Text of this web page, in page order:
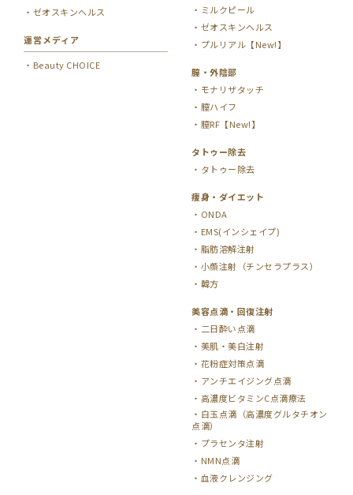
ゼオスキンヘルス
運営メディア
Beauty CHOICE
ミルクピール
ゼオスキンヘルス
プルリアル【New!】
膣・外陰部
モナリザタッチ
膣ハイフ
膣RF【New!】
タトゥー除去
タトゥー除去
痩身・ダイエット
ONDA
EMS(インシェイプ)
脂肪溶解注射
小顔注射（チンセラプラス）
韓方
美容点滴・回復注射
二日酔い点滴
美肌・美白注射
花粉症対策点滴
アンチエイジング点滴
高濃度ビタミンC点滴療法
白玉点滴（高濃度グルタチオン
点滴）
プラセンタ注射
NMN点滴
血液クレンジング